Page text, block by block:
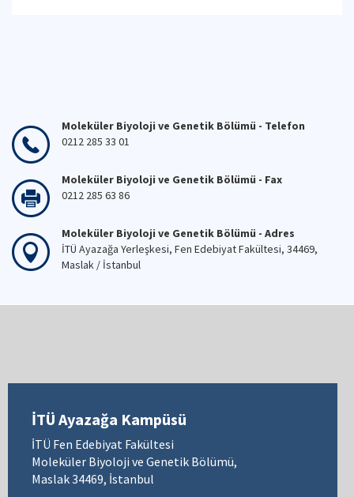
Moleküler Biyoloji ve Genetik Bölümü - Telefon
0212 285 33 01
Moleküler Biyoloji ve Genetik Bölümü - Fax
0212 285 63 86
Moleküler Biyoloji ve Genetik Bölümü - Adres
İTÜ Ayazağa Yerleşkesi, Fen Edebiyat Fakültesi, 34469,
Maslak / İstanbul
İTÜ Ayazağa Kampüsü
İTÜ Fen Edebiyat Fakültesi
Moleküler Biyoloji ve Genetik Bölümü,
Maslak 34469, İstanbul